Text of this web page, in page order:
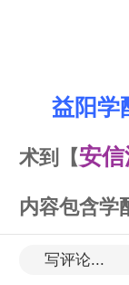
益阳学
术到【安信
内容包含学
无钥匙做
写评论...